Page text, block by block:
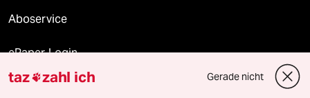
Aboservice
ePaper Login
Downloads für Abonnierende
taz zahl ich Gerade nicht